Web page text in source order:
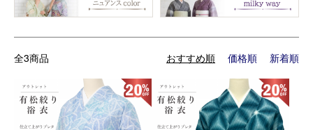
全3商品 おすすめ順 価格順 新着順